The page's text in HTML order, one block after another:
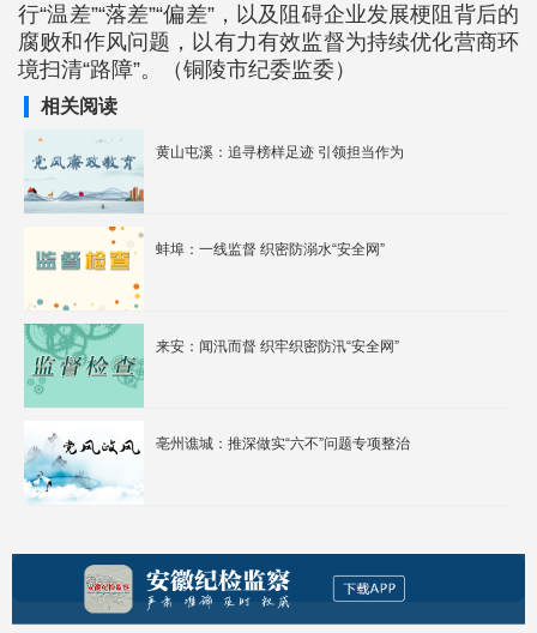
行“温差”“落差”“偏差”，以及阻碍企业发展梗阻背后的
腐败和作风问题，以有力有效监督为持续优化营商环
境扫清“路障”。（铜陵市纪委监委）
相关阅读
黄山屯溪：追寻榜样足迹 引领担当作为
蚌埠：一线监督 织密防溺水“安全网”
来安：闻汛而督 织牢织密防汛“安全网”
亳州谯城：推深做实“六不”问题专项整治